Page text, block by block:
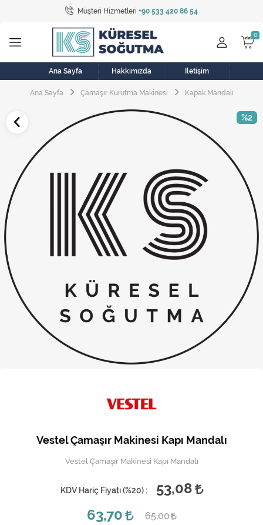
Müşteri Hizmetleri +90 533 420 86 54
Tüm Kategoriler
Bulaşık Makinesi
Buzdolabı
Çamaşır Kurutma Makinesi
Elektrikli Aksamlar
Elektrikli Süpürge
Fan
Fırın, Ocak ve Aspiratör
Klima
Kombi
Musluk
Ana Sayfa Hakkımızda İletişim
Ana Sayfa Çamaşır Kurutma Makinesi Kapak Mandalı
%2
Vestel Çamaşır Makinesi Kapı Mandalı
Vestel Çamaşır Makinesi Kapı Mandalı
KDV Hariç Fiyatı (%20) :
53,08
63,70
65,00